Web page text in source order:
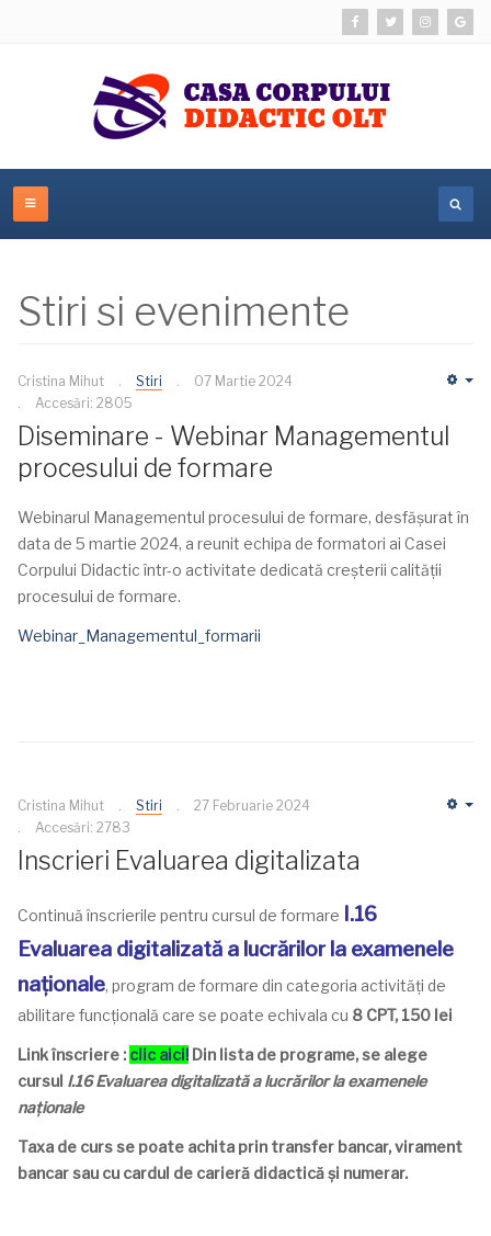
Stiri si evenimente
Cristina Mihut Stiri
07 Martie 2024
Accesări: 2805
Diseminare - Webinar Managementul
procesului de formare
Webinarul Managementul procesului de formare, desfășurat în
data de 5 martie 2024, a reunit echipa de formatori ai Casei
Corpului Didactic într-o activitate dedicată creșterii calității
procesului de formare.
Webinar_Managementul_formarii
Cristina Mihut Stiri
27 Februarie 2024
Accesări: 2783
Inscrieri Evaluarea digitalizata
Continuă înscrierile pentru cursul de formare I.16
Evaluarea digitalizată a lucrărilor la examenele
naționale, program de formare din categoria activități de
abilitare funcțională care se poate echivala cu 8 CPT, 150 lei
Link înscriere : clic aici! Din lista de programe, se alege
cursul I.16 Evaluarea digitalizată a lucrărilor la examenele
naționale
Taxa de curs se poate achita prin transfer bancar,virament
bancarsau cu cardul de carieră didactică și numerar.